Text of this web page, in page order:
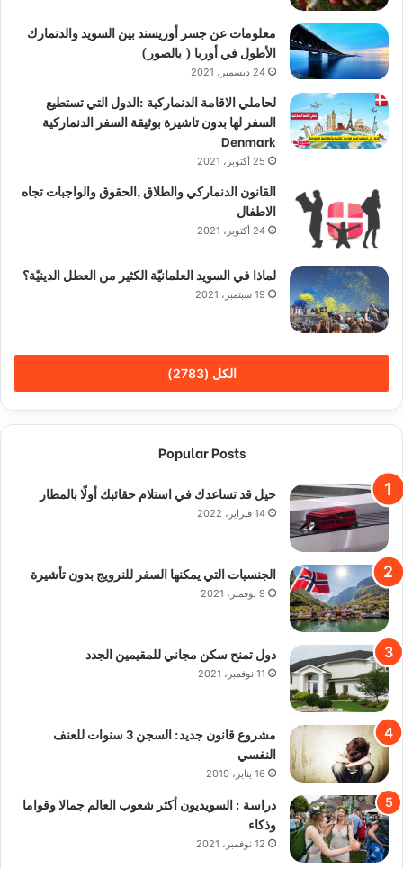
معلومات عن جسر أوريسند بين السويد والدنمارك
الأطول في أوربا ( بالصور)
24 ديسمبر، 2021
لحاملي الاقامة الدنماركية :الدول التي تستطيع
السفر لها بدون تاشيرة بوثيقة السفر الدنماركية
Denmark
25 أكتوبر، 2021
القانون الدنماركي والطلاق ,الحقوق والواجبات تجاه
الاطفال
24 أكتوبر، 2021
لماذا في السويد العلمانيّة الكثير من العطل الدينيّة؟
19 سبتمبر، 2021
الكل (2783)
Popular Posts
حيل قد تساعدك في استلام حقائبك أولًا بالمطار
14 فبراير، 2022
الجنسيات التي يمكنها السفر للنرويج بدون تأشيرة
9 نوفمبر، 2021
دول تمنح سكن مجاني للمقيمين الجدد
11 نوفمبر، 2021
مشروع قانون جديد: السجن 3 سنوات للعنف
النفسي
16 يناير، 2019
دراسة : السويديون أكثر شعوب العالم جمالا وقواما
وذكاء
12 نوفمبر، 2021